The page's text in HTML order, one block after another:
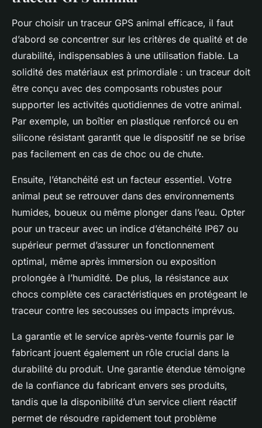
Pour choisir un traceur GPS animal efficace, il faut
d’abord se concentrer sur les critères de qualité et de
durabilité, indispensables à une utilisation fiable. La
solidité des matériaux est primordiale : un traceur doit
être conçu avec des composants robustes pour
supporter les activités quotidiennes de votre animal.
Par exemple, un boîtier en plastique renforcé ou en
silicone résistant garantit que le dispositif ne se brise
pas facilement en cas de choc ou de chute.
Ensuite, l’étanchéité est un facteur essentiel. Votre
animal peut se retrouver dans des environnements
humides, boueux ou même plonger dans l’eau. Opter
pour un traceur avec un indice d’étanchéité IP67 ou
supérieur permet d’assurer un fonctionnement
optimal, même après immersion ou exposition
prolongée à l’humidité. De plus, la résistance aux
chocs complète ces caractéristiques en protégeant le
traceur contre les secousses ou impacts imprévus.
La garantie et le service après-vente fournis par le
fabricant jouent également un rôle crucial dans la
durabilité du produit. Une garantie étendue témoigne
de la confiance du fabricant envers ses produits,
tandis que la disponibilité d’un service client réactif
permet de résoudre rapidement tout problème